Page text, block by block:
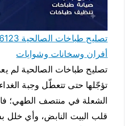
أفران وسخانات وشوايات
تصليح طباخات الصالحية لم
تؤجّلها حتى تتعطّل وجبة
الشعلة في منتصف الطهي؛
قلب البيت النابض، وأي